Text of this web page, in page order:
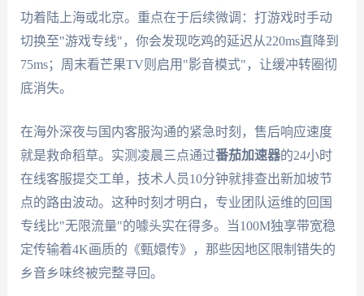
功着陆上海或北京。重点在于后续微调：打游戏时手动
切换至"游戏专线"，你会发现吃鸡的延迟从220ms直降到
75ms；周末看芒果TV则启用"影音模式"，让缓冲转圈彻
底消失。
在海外深夜与国内客服沟通的紧急时刻，售后响应速度
就是救命稻草。实测凌晨三点通过番茄加速器的24小时
在线客服提交工单，技术人员10分钟就排查出新加坡节
点的路由波动。这种时刻才明白，专业团队运维的回国
专线比"无限流量"的噱头实在得多。当100M独享带宽稳
定传输着4K画质的《甄嬛传》，那些因地区限制错失的
乡音乡味终被完整寻回。